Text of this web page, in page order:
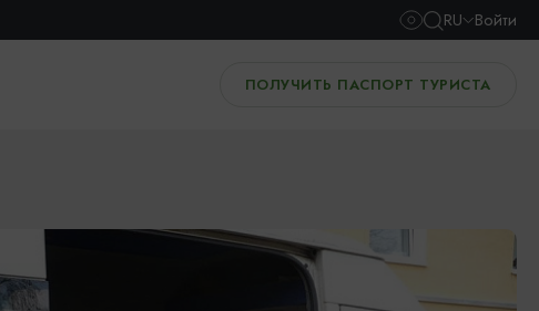
RU Войти
ПОЛУЧИТЬ ПАСПОРТ ТУРИСТА